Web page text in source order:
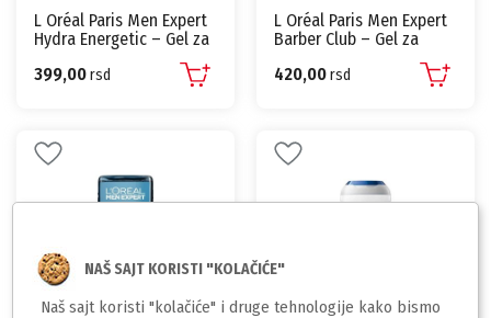
L Oréal Paris Men Expert
Hydra Energetic – Gel za
399,00rsd
L Oréal Paris Men Expert
Barber Club – Gel za
420,00rsd
NAŠ SAJT KORISTI "KOLAČIĆE"
Naš sajt koristi "kolačiće" i druge tehnologije kako bismo